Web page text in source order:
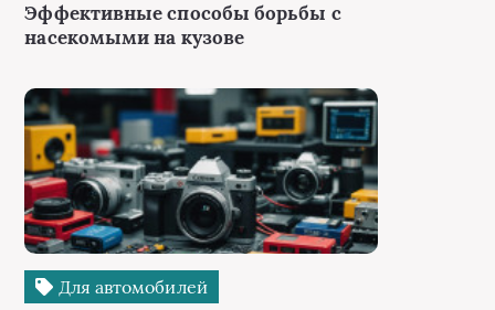
Эффективные способы борьбы с
насекомыми на кузове
Для автомобилей